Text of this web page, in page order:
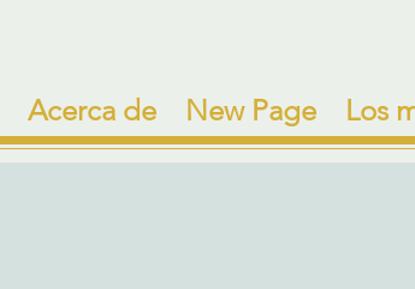
Acerca de New Page Los